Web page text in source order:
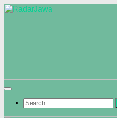
Skip
Search
for: